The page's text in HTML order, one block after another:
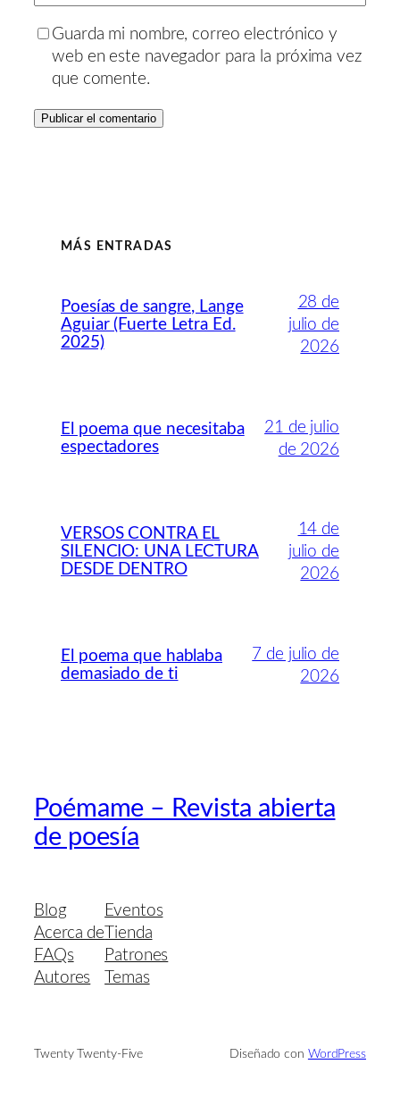
Guarda mi nombre, correo electrónico y
web en este navegador para la próxima vez
que comente.
MÁS ENTRADAS
Poesías de sangre, Lange
Aguiar (Fuerte Letra Ed.
2025)
28 de
julio de
2026
El poema que necesitaba
espectadores
21 de julio
de 2026
VERSOS CONTRA EL
SILENCIO: UNA LECTURA
DESDE DENTRO
14 de
julio de
2026
El poema que hablaba
demasiado de ti
7 de julio de
2026
Poémame – Revista abierta
de poesía
Blog
Acerca de
FAQs
Autores
Eventos
Tienda
Patrones
Temas
Twenty Twenty-Five Diseñado con WordPress